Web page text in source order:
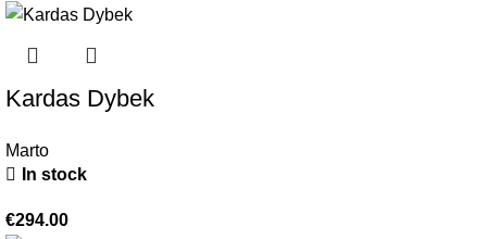
Kardas Dybek
Marto
In stock
€294.00